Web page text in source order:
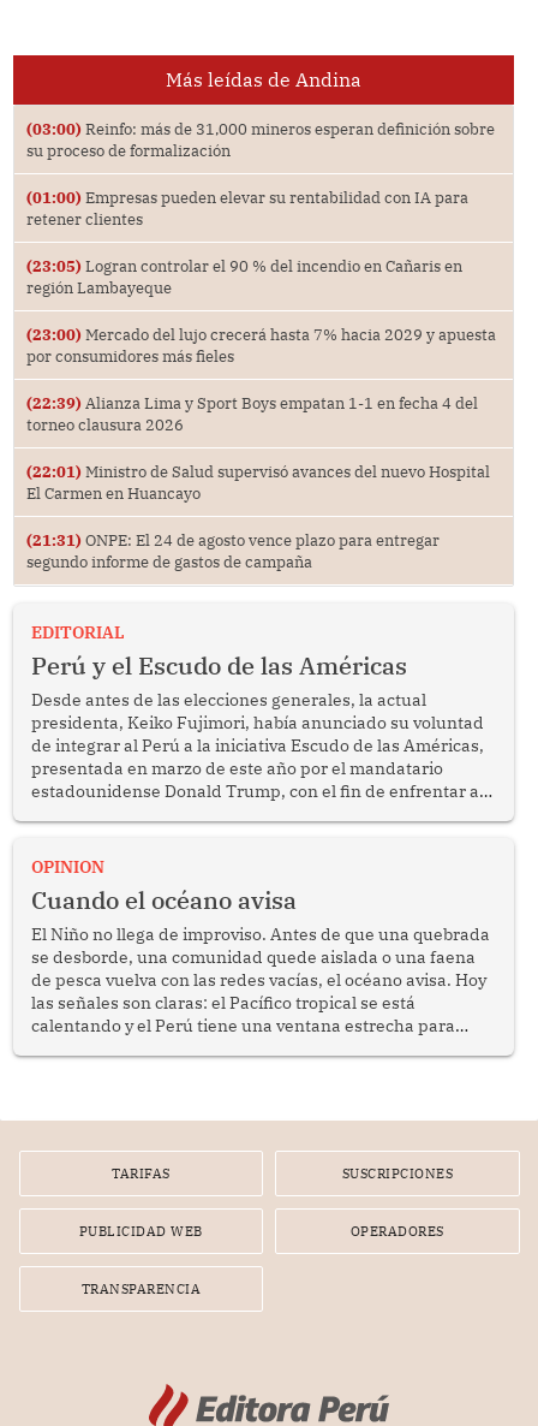
Más leídas de Andina
(03:00) Reinfo: más de 31,000 mineros esperan definición sobre
su proceso de formalización
(01:00) Empresas pueden elevar su rentabilidad con IA para
retener clientes
(23:05) Logran controlar el 90 % del incendio en Cañaris en
región Lambayeque
(23:00) Mercado del lujo crecerá hasta 7% hacia 2029 y apuesta
por consumidores más fieles
(22:39) Alianza Lima y Sport Boys empatan 1-1 en fecha 4 del
torneo clausura 2026
(22:01) Ministro de Salud supervisó avances del nuevo Hospital
El Carmen en Huancayo
(21:31) ONPE: El 24 de agosto vence plazo para entregar
segundo informe de gastos de campaña
EDITORIAL
Perú y el Escudo de las Américas
Desde antes de las elecciones generales, la actual
presidenta, Keiko Fujimori, había anunciado su voluntad
de integrar al Perú a la iniciativa Escudo de las Américas,
presentada en marzo de este año por el mandatario
estadounidense Donald Trump, con el fin de enfrentar al
OPINION
Cuando el océano avisa
El Niño no llega de improviso. Antes de que una quebrada
se desborde, una comunidad quede aislada o una faena
de pesca vuelva con las redes vacías, el océano avisa. Hoy
las señales son claras: el Pacífico tropical se está
calentando y el Perú tiene una ventana estrecha para
TARIFAS SUSCRIPCIONES
PUBLICIDAD WEB OPERADORES
TRANSPARENCIA